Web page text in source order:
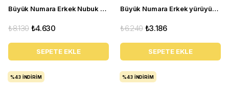
Büyük Numara Erkek Nubuk Deri Ayakkabı - KRT103 Gri
₺4.630
₺8.130
SEPETE EKLE
Büyük Numara Erkek yürüyüş Ayakkabı - ERAY02 Gri Beyaz
₺3.186
₺6.240
SEPETE EKLE
%43 İNDIRIM %43 İNDIRIM